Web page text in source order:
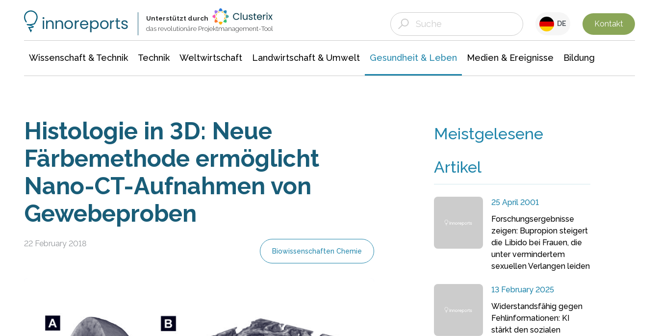
Unterstützt durch
das revolutionäre Projektmanagement-Tool
DE Kontakt
Wissenschaft & Technik Technik Weltwirtschaft Landwirtschaft & Umwelt Gesundheit & Leben Medien & Ereignisse Bildung
Histologie in 3D: Neue
Färbemethode ermöglicht
Nano-CT-Aufnahmen von
Gewebeproben
22 February 2018
Biowissenschaften Chemie
Meistgelesene
Artikel
25 April 2001
Forschungsergebnisse
zeigen: Bupropion steigert
die Libido bei Frauen, die
unter vermindertem
sexuellen Verlangen leiden
13 February 2025
Widerstandsfähig gegen
Fehlinformationen: KI
stärkt den sozialen